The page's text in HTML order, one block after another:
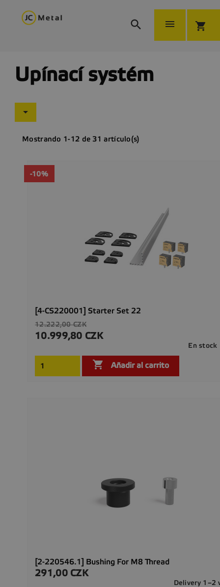
  shopping_cart
Upínací systém

Mostrando 1-12 de 31 artículo(s)
[4-CS220001] Starter Set 22
Precio
base
12.222,00 CZK
-10%
Precio
10.999,80 CZK
En stock
 Añadir al carrito
[2-220546.1] Bushing For M8 Thread
Precio
291,00 CZK
Delivery 1–2